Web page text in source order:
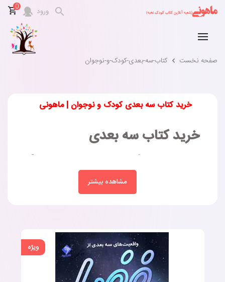
ورود 0
صفحه نخست کتاب-سه-بعدی-کودک-و-نوجوان
خرید کتاب سه بعدی کودک و نوجوان | ماهونی
خرید کتاب سه بعدی
امروزه، می‌توان با بهره‌گیری از کتاب‌های خاص و جذاب، بازده آموزش
کودکان را به‌شدت افزایش داد. کتاب سه بعدی یکی از انواع ابزارهای
درصد تمرکز کودکان را روی یک موضوع خاص افزایش دهد و کیفیت
روش‌ها دانست.
کتاب سه بعدی چیست؟
کتاب سه بعدی یکی از بهترین وسایل آموزشی کودکان است که با ایجاد
مشاهده بیشتر
ویژه